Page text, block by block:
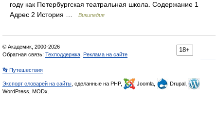
году как Петербургская театральная школа. Содержание 1
Адрес 2 История …
Википедия
18+
© Академик, 2000-2026
Обратная связь: Техподдержка Реклама на сайте
👣 Путешествия
Экспорт словарей на сайты , сделанные на PHP, Joomla,
Drupal,
WordPress, MODx.